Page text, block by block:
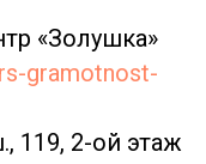
«Золушка»
gramotnost-
119, 2-ой этаж